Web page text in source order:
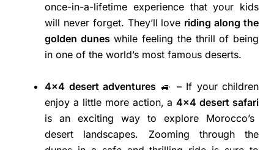
once-in-a-lifetime experience that your kids
will never forget. They’ll love riding along the
golden duneswhile feeling the thrill of being
in one of the world’s most famous deserts.
4×4 desert adventures 🚙 – If your children
enjoy a little more action, a4×4 desert safari
is an exciting way to explore Morocco’s
desert landscapes. Zooming through the